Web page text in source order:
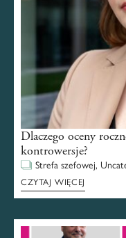
Dlaczego oceny
kontrowersje?
Strefa szefowej,
CZYTAJ WIĘCEJ